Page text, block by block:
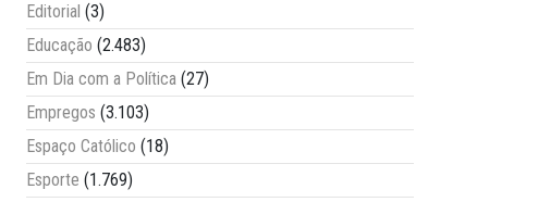
Editorial (3)
Educação (2.483)
Em Dia com a Política (27)
Empregos (3.103)
Espaço Católico (18)
Esporte (1.769)